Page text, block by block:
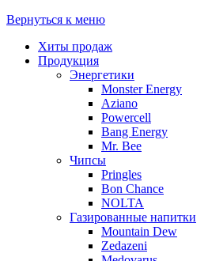
Вернуться к меню
Хиты продаж
Продукция
Энергетики
Monster Energy
Aziano
Powercell
Bang Energy
Mr. Bee
Чипсы
Pringles
Bon Chance
NOLTA
Газированные напитки
Mountain Dew
Zedazeni